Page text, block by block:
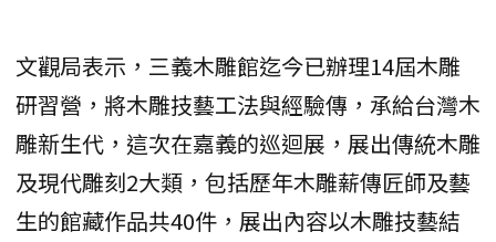
文觀局表示，三義木雕館迄今已辦理14屆木雕
研習營，將木雕技藝工法與經驗傳，承給台灣木
雕新生代，這次在嘉義的巡迴展，展出傳統木雕
及現代雕刻2大類，包括歷年木雕薪傳匠師及藝
生的館藏作品共40件，展出內容以木雕技藝結